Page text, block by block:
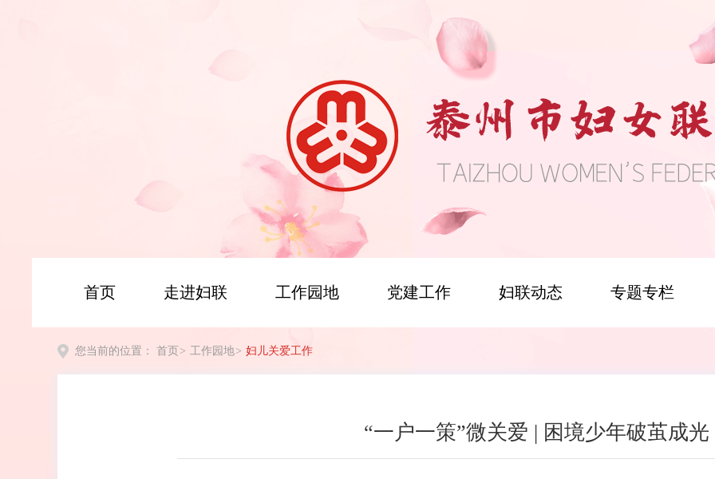
首页 走进妇联 工作园地 党建工作 妇联动态 专题专栏
您当前的位置： 首页 > 工作园地> 妇儿关爱工作
“一户一策”微关爱 | 困境少年破茧成光